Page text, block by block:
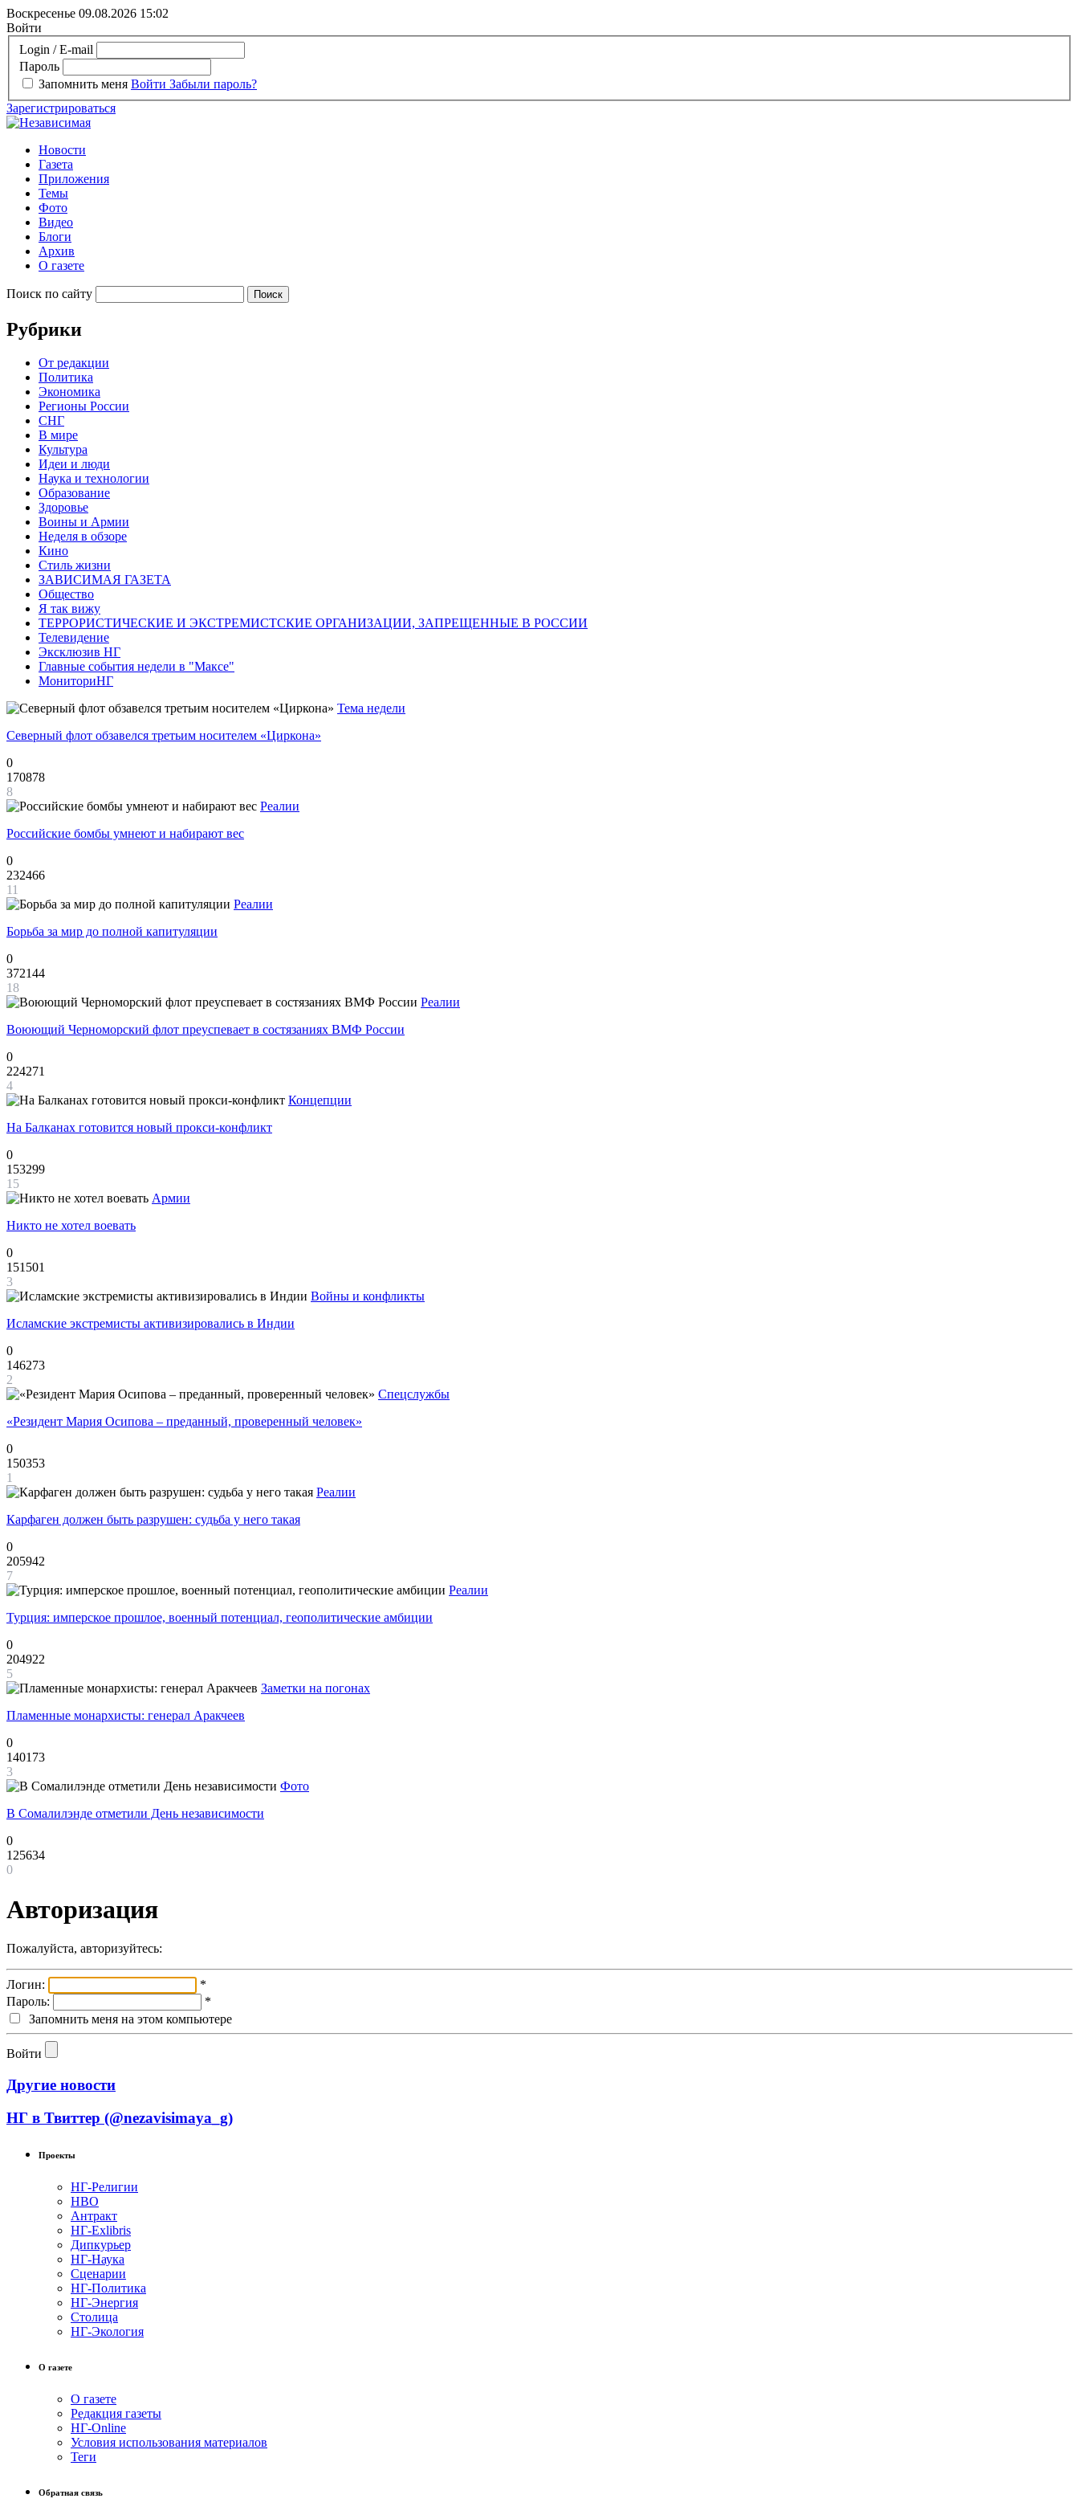
Воскресенье 09.08.2026 15:02
Войти
Login / E-mail
Пароль
Запомнить меня Войти Забыли пароль?
Зарегистрироваться
Новости
Газета
Приложения
Темы
Фото
Видео
Блоги
Архив
О газете
Поиск по сайту
Рубрики
От редакции
Политика
Экономика
Регионы России
СНГ
В мире
Культура
Идеи и люди
Наука и технологии
Образование
Здоровье
Воины и Армии
Неделя в обзоре
Кино
Стиль жизни
ЗАВИСИМАЯ ГАЗЕТА
Общество
Я так вижу
ТЕРРОРИСТИЧЕСКИЕ И ЭКСТРЕМИСТСКИЕ ОРГАНИЗАЦИИ, ЗАПРЕЩЕННЫЕ В РОССИИ
Телевидение
Эксклюзив НГ
Главные события недели в "Максе"
МониториНГ
Тема недели
Северный флот обзавелся третьим носителем «Циркона»
0
170878
8
Реалии
Российские бомбы умнеют и набирают вес
0
232466
11
Реалии
Борьба за мир до полной капитуляции
0
372144
18
Реалии
Воюющий Черноморский флот преуспевает в состязаниях ВМФ России
0
224271
4
Концепции
На Балканах готовится новый прокси-конфликт
0
153299
15
Армии
Никто не хотел воевать
0
151501
3
Войны и конфликты
Исламские экстремисты активизировались в Индии
0
146273
2
Спецслужбы
«Резидент Мария Осипова – преданный, проверенный человек»
0
150353
1
Реалии
Карфаген должен быть разрушен: судьба у него такая
0
205942
7
Реалии
Турция: имперское прошлое, военный потенциал, геополитические амбиции
0
204922
5
Заметки на погонах
Пламенные монархисты: генерал Аракчеев
0
140173
3
Фото
В Сомалилэнде отметили День независимости
0
125634
0
Авторизация
Пожалуйста, авторизуйтесь:
Логин:
*
Пароль:
*
Запомнить меня на этом компьютере
Войти
Другие новости
НГ в Твиттер (@nezavisimaya_g)
Проекты
НГ-Религии
НВО
Антракт
НГ-Exlibris
Дипкурьер
НГ-Наука
Сценарии
НГ-Политика
НГ-Энергия
Столица
НГ-Экология
О газете
О газете
Редакция газеты
НГ-Online
Условия использования материалов
Теги
Обратная связь